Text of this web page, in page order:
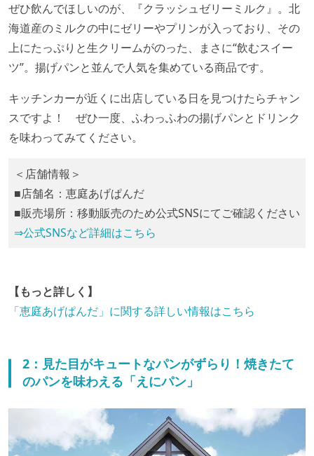
ぜひ飲んでほしいのが、『クラッシュゼリーミルク』。北
海道産のミルクの中にゼリーやプリンが入っており、その
上にたっぷりと生クリームがのった、まさに“飲むスイー
ツ”。揚げパンと並んで人気を集めている商品です。
キッチンカーが近くに出店している日を見つけたらチャン
スですよ！ ぜひ一度、ふわっふわの揚げパンとドリンク
を味わってみてください。
＜店舗情報＞
■店舗名：恵庭あげぱんだ
■販売場所：移動販売のため公式SNSにてご確認ください
⇒公式SNSなど詳細はこちら
【もっと詳しく】
「恵庭あげぱんだ」に関する詳しい情報はこちら
2：見た目がキュートなパンがずらり！焼きたて
のパンを味わえる「えにパン」